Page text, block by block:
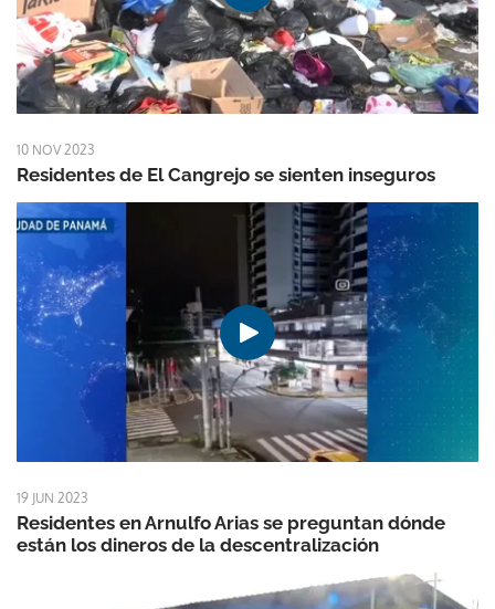
10 NOV 2023
Residentes de El Cangrejo se sienten inseguros
19 JUN 2023
Residentes en Arnulfo Arias se preguntan dónde
están los dineros de la descentralización